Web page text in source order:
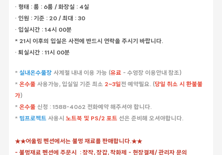
· 형태 : 룸 : 6룸 / 화장실 : 4실
· 인원 : 기준 : 20 / 최대 : 30
· 입실시간 : 14시 00분
* 21시 이후의 입실은 사전에 반드시 연락을 주시기 바랍니다.
· 퇴실시간 : 11시 00분
* 실내온수풀장사계절 내내 이용 가능 (유료 - 수영장 이용안내 참조)
* 온수풀 사용가능, 입실일 기준 최소 2~3일전 예약필요. (당일 취소 시 환불불
가)
* 온수풀 신청 : 1588-4062 전화예약 해주셔야 합니다.
* 빔프로젝트 사용시 노트북 및 PS/2 포트 선은 준비해 오셔야합니다.
★★어울림 펜션에서는 불멍 재료를 판매합니다.★★
- 불멍재료 펜션에 주문시 : 장작, 장갑, 착화제 - 현장결제/ 관리자 문의